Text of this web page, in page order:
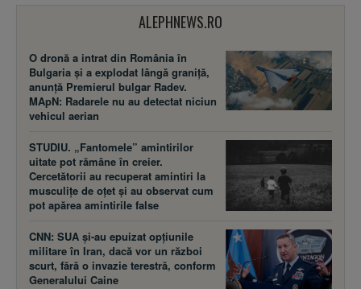
ALEPHNEWS.RO
O dronă a intrat din România în
Bulgaria și a explodat lângă graniță,
anunță Premierul bulgar Radev.
MApN: Radarele nu au detectat niciun
vehicul aerian
STUDIU. „Fantomele” amintirilor
uitate pot rămâne în creier.
Cercetătorii au recuperat amintiri la
musculițe de oțet și au observat cum
pot apărea amintirile false
CNN: SUA şi-au epuizat opțiunile
militare în Iran, dacă vor un război
scurt, fără o invazie terestră, conform
Generalului Caine